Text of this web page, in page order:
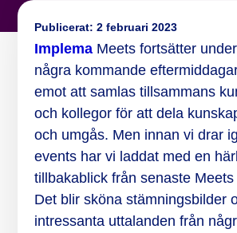
Publicerat: 2 februari 2023
Implema Meets fortsätter
några kommande
emot att samlas tillsammans
och kollegor för att dela
och umgås. Men innan vi drar
events har vi laddat med en
tillbakablick från senaste
Det blir sköna stämningsbilder
intressanta uttalanden från